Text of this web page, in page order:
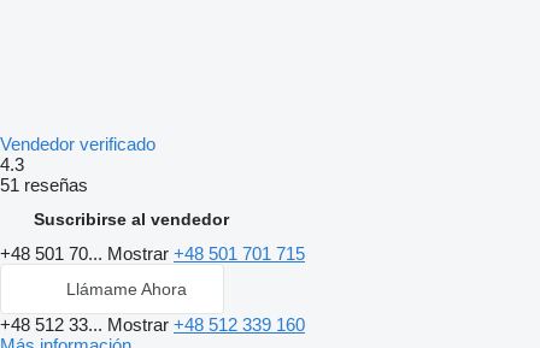
Vendedor verificado
4.3
51 reseñas
Suscribirse al vendedor
+48 501 70... Mostrar +48 501 701 715
Llámame Ahora
+48 512 33... Mostrar +48 512 339 160